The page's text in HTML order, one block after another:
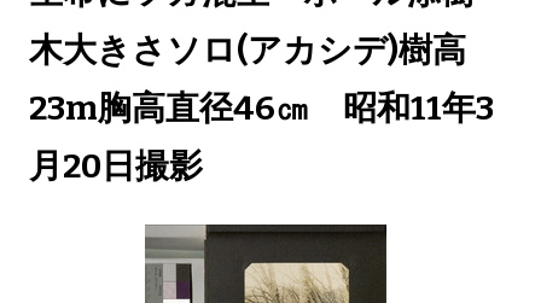
木大きさソロ(アカシデ)樹高
23m胸高直径46㎝ 昭和11年3
月20日撮影